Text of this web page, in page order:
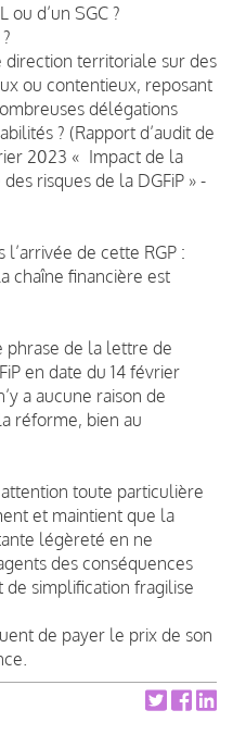
ou d’un SGC ?
direction territoriale sur des
ou contentieux, reposant
délégations
? (Rapport d’audit de
2023 « Impact de la
risques de la DGFiP » -
l’arrivée de cette RGP :
chaîne financière est
phrase de la lettre de
en date du 14 février
a aucune raison de
réforme, bien au
toute particulière
et maintient que la
légèreté en ne
des conséquences
de simplification fragilise
de payer le prix de son